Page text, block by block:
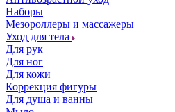
Наборы
Мезороллеры и массажеры
Уход для тела
Для рук
Для ног
Для кожи
Коррекция фигуры
Для душа и ванны